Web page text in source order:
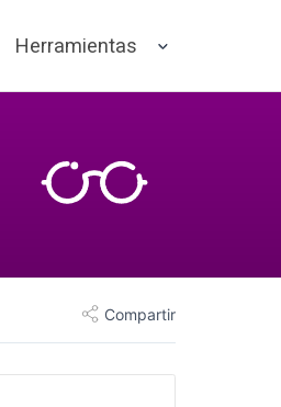
Herramientas
Compartir